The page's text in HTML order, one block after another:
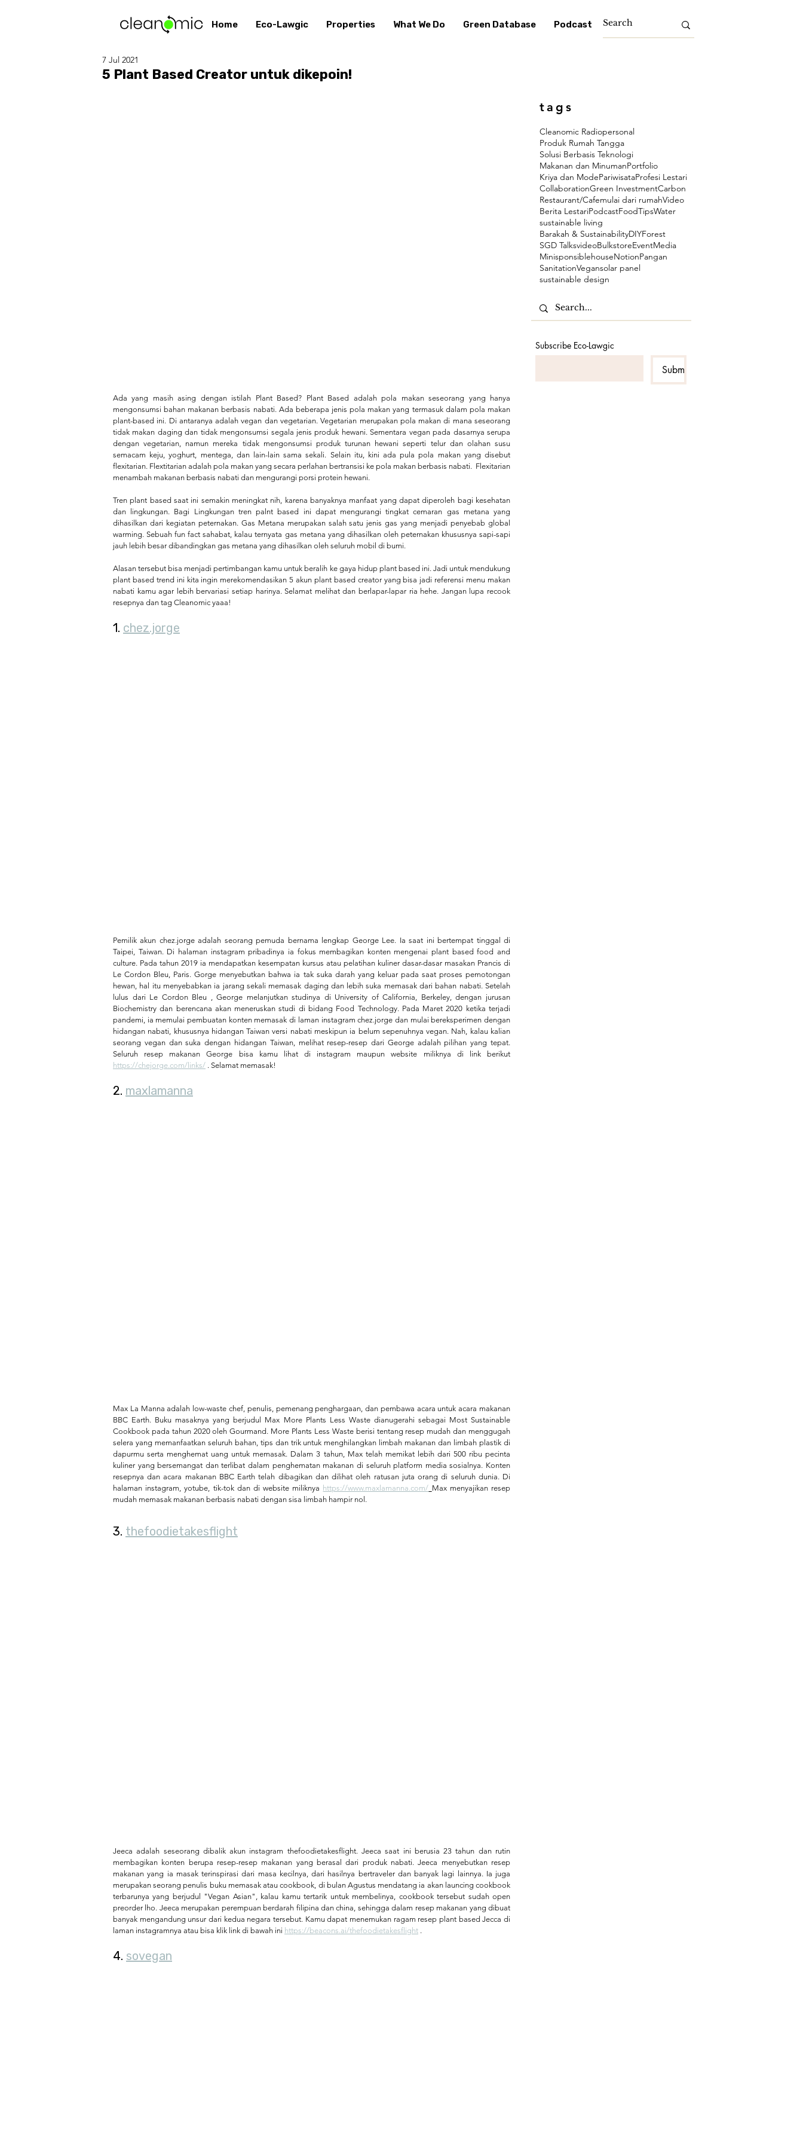
Home Eco-Lawgic Properties What We Do Green Database Podcast
5 Plant Based Creator untuk dikepoin!
7 Jul 2021
Ada yang masih asing dengan istilah Plant Based? Plant Based adalah pola makan seseorang yang hanya
mengonsumsi bahan makanan berbasis nabati. Ada beberapa jenis pola makan yang termasuk dalam pola makan
plant-based ini. Di antaranya adalah vegan dan vegetarian. Vegetarian merupakan pola makan di mana seseorang
tidak makan daging dan tidak mengonsumsi segala jenis produk hewani. Sementara vegan pada dasarnya serupa
dengan vegetarian, namun mereka tidak mengonsumsi produk turunan hewani seperti telur dan olahan susu
semacam keju, yoghurt, mentega, dan lain-lain sama sekali. Selain itu, kini ada pula pola makan yang disebut
flexitarian. Flextitarian adalah pola makan yang secara perlahan bertransisi ke pola makan berbasis nabati.  Flexitarian
menambah makanan berbasis nabati dan mengurangi porsi protein hewani.
Tren plant based saat ini semakin meningkat nih, karena banyaknya manfaat yang dapat diperoleh bagi kesehatan
dan lingkungan. Bagi Lingkungan tren palnt based ini dapat mengurangi tingkat cemaran gas metana yang
dihasilkan dari kegiatan peternakan. Gas Metana merupakan salah satu jenis gas yang menjadi penyebab global
warming. Sebuah fun fact sahabat, kalau ternyata gas metana yang dihasilkan oleh peternakan khususnya sapi-sapi
jauh lebih besar dibandingkan gas metana yang dihasilkan oleh seluruh mobil di bumi.
Alasan tersebut bisa menjadi pertimbangan kamu untuk beralih ke gaya hidup plant based ini. Jadi untuk mendukung
plant based trend ini kita ingin merekomendasikan 5 akun plant based creator yang bisa jadi referensi menu makan
nabati kamu agar lebih bervariasi setiap harinya. Selamat melihat dan berlapar-lapar ria hehe. Jangan lupa recook
resepnya dan tag Cleanomic yaaa!
1. chez.jorge
Pemilik akun chez.jorge adalah seorang pemuda bernama lengkap George Lee. Ia saat ini bertempat tinggal di
Taipei, Taiwan. Di halaman instagram pribadinya ia fokus membagikan konten mengenai plant based food and
culture. Pada tahun 2019 ia mendapatkan kesempatan kursus atau pelatihan kuliner dasar-dasar masakan Prancis di
Le Cordon Bleu, Paris. Gorge menyebutkan bahwa ia tak suka darah yang keluar pada saat proses pemotongan
hewan, hal itu menyebabkan ia jarang sekali memasak daging dan lebih suka memasak dari bahan nabati. Setelah
lulus dari Le Cordon Bleu , George melanjutkan studinya di University of California, Berkeley, dengan jurusan
Biochemistry dan berencana akan meneruskan studi di bidang Food Technology. Pada Maret 2020 ketika terjadi
pandemi, ia memulai pembuatan konten memasak di laman instagram chez.jorge dan mulai bereksperimen dengan
hidangan nabati, khususnya hidangan Taiwan versi nabati meskipun ia belum sepenuhnya vegan. Nah, kalau kalian
seorang vegan dan suka dengan hidangan Taiwan, melihat resep-resep dari George adalah pilihan yang tepat.
https://chejorge.com/links/ . Selamat memasak!
2. maxlamanna
Max La Manna adalah low-waste chef, penulis, pemenang penghargaan, dan pembawa acara untuk acara makanan
BBC Earth. Buku masaknya yang berjudul Max More Plants Less Waste dianugerahi sebagai Most Sustainable
Cookbook pada tahun 2020 oleh Gourmand. More Plants Less Waste berisi tentang resep mudah dan menggugah
selera yang memanfaatkan seluruh bahan, tips dan trik untuk menghilangkan limbah makanan dan limbah plastik di
dapurmu serta menghemat uang untuk memasak. Dalam 3 tahun, Max telah memikat lebih dari 500 ribu pecinta
kuliner yang bersemangat dan terlibat dalam penghematan makanan di seluruh platform media sosialnya. Konten
resepnya dan acara makanan BBC Earth telah dibagikan dan dilihat oleh ratusan juta orang di seluruh dunia. Di
halaman instagram, yotube, tik-tok dan di website miliknya https://www.maxlamanna.com/ Max menyajikan resep
mudah memasak makanan berbasis nabati dengan sisa limbah hampir nol.
3. thefoodietakesflight
Jeeca adalah seseorang dibalik akun instagram thefoodietakesflight. Jeeca saat ini berusia 23 tahun dan rutin
membagikan konten berupa resep-resep makanan yang berasal dari produk nabati. Jeeca menyebutkan resep
makanan yang ia masak terinspirasi dari masa kecilnya, dari hasilnya bertraveler dan banyak lagi lainnya. Ia juga
merupakan seorang penulis buku memasak atau cookbook, di bulan Agustus mendatang ia akan launcing cookbook
terbarunya yang berjudul "Vegan Asian", kalau kamu tertarik untuk membelinya, cookbook tersebut sudah open
preorder lho. Jeeca merupakan perempuan berdarah filipina dan china, sehingga dalam resep makanan yang dibuat
banyak mengandung unsur dari kedua negara tersebut. Kamu dapat menemukan ragam resep plant based Jecca di
laman instagramnya atau bisa klik link di bawah ini https://beacons.ai/thefoodietakesflight .
4. sovegan
tags
Cleanomic Radiopersonal
Produk Rumah Tangga
Solusi Berbasis Teknologi
Makanan dan MinumanPortfolio
Kriya dan ModePariwisataProfesi Lestari
CollaborationGreen InvestmentCarbon
Restaurant/Cafemulai dari rumahVideo
Berita LestariPodcastFoodTipsWater
sustainable living
Barakah & SustainabilityDIYForest
SGD TalksvideoBulkstoreEventMedia
MinisponsiblehouseNotionPangan
SanitationVegansolar panel
sustainable design
Subscribe Eco-Lawgic
Submit